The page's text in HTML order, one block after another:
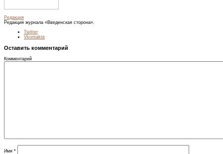
Редакция
Редакция журнала «Введенская сторона».
Twitter
Vkontakte
Оставить комментарий
Комментарий
Имя *